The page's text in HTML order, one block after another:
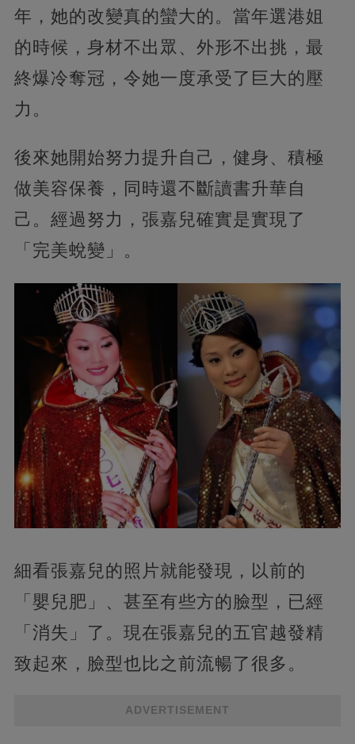
年，她的改變真的蠻大的。當年選港姐
的時候，身材不出眾、外形不出挑，最
終爆冷奪冠，令她一度承受了巨大的壓
力。
後來她開始努力提升自己，健身、積極
做美容保養，同時還不斷讀書升華自
己。經過努力，張嘉兒確實是實現了
「完美蛻變」。
細看張嘉兒的照片就能發現，以前的
「嬰兒肥」、甚至有些方的臉型，已經
「消失」了。現在張嘉兒的五官越發精
致起來，臉型也比之前流暢了很多。
ADVERTISEMENT